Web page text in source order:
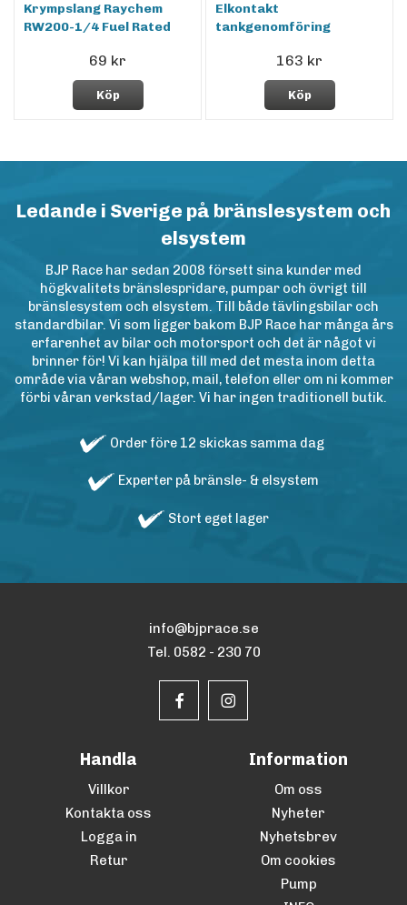
Krympslang Raychem
RW200-1/4 Fuel Rated
69 kr
Köp
Elkontakt
tankgenomföring
163 kr
Köp
Ledande i Sverige på bränslesystem och
elsystem
BJP Race har sedan 2008 försett sina kunder med
högkvalitets bränslespridare, pumpar och övrigt till
bränslesystem och elsystem. Till både tävlingsbilar och
standardbilar. Vi som ligger bakom BJP Race har många års
erfarenhet av bilar och motorsport och det är något vi
brinner för! Vi kan hjälpa till med det mesta inom detta
område via våran webshop, mail, telefon eller om ni kommer
förbi våran verkstad/lager. Vi har ingen traditionell butik.
Order före 12 skickas samma dag
Experter på bränsle- & elsystem
Stort eget lager
info@bjprace.se
Tel. 0582 - 230 70
Handla
Villkor
Kontakta oss
Logga in
Retur
Information
Om oss
Nyheter
Nyhetsbrev
Om cookies
Pump